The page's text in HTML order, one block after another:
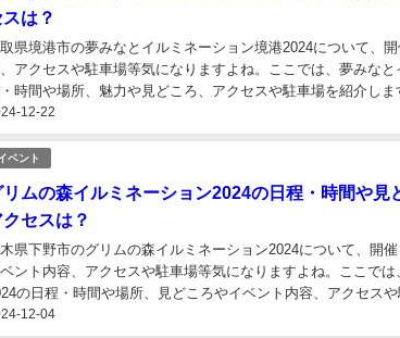
スは？
12-22
県境港市の夢みなとイルミネーション境港2024について、
アクセスや駐車場等気になりますよね。ここでは、夢みな
時間や場所、魅力や見どころ、アクセスや駐車場を紹介しま
ベント
リムの森イルミネーション2024の日程・時間や見
クセスは？
12-04
県下野市のグリムの森イルミネーション2024について、開
ント内容、アクセスや駐車場等気になりますよね。ここで
の日程・時間や場所、見どころやイベント内容、アクセスや